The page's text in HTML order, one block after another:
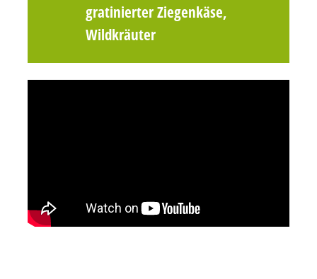
gratinierter Ziegenkäse,
Wildkräuter